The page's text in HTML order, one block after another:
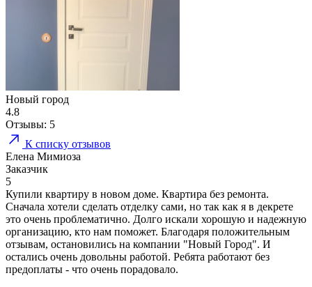
Новый город
4.8
Отзывы: 5
К списку отзывов
Елена Мимиоза
Заказчик
5
Купили квартиру в новом доме. Квартира без ремонта.
Сначала хотели сделать отделку сами, но так как я в декрете
это очень проблематично. Долго искали хорошую и надежную
организацию, кто нам поможет. Благодаря положительным
отзывам, остановились на компании "Новый Город". И
остались очень довольны работой. Ребята работают без
предоплаты - что очень порадовало.